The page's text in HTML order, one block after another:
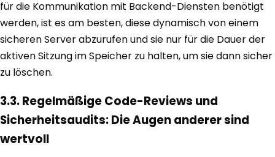
für die Kommunikation mit Backend-Diensten benötigt
werden, ist es am besten, diese dynamisch von einem
sicheren Server abzurufen und sie nur für die Dauer der
aktiven Sitzung im Speicher zu halten, um sie dann sicher
zu löschen.
3.3. Regelmäßige Code-Reviews und
Sicherheitsaudits: Die Augen anderer sind
wertvoll